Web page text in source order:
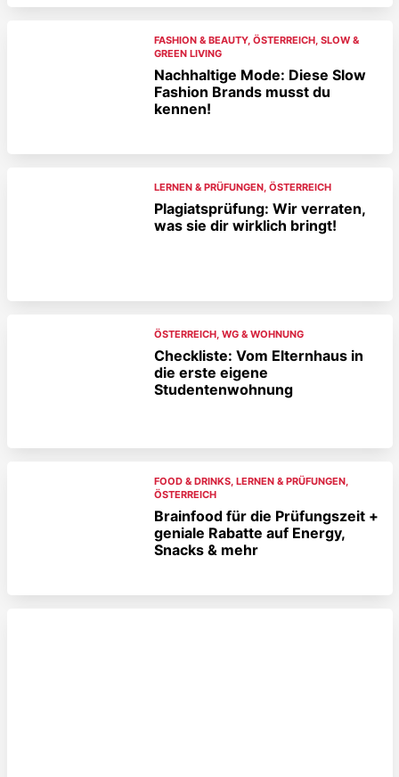
FASHION & BEAUTY, ÖSTERREICH, SLOW &
GREEN LIVING
Nachhaltige Mode: Diese Slow
Fashion Brands musst du
kennen!
LERNEN & PRÜFUNGEN, ÖSTERREICH
Plagiatsprüfung: Wir verraten,
was sie dir wirklich bringt!
ÖSTERREICH, WG & WOHNUNG
Checkliste: Vom Elternhaus in
die erste eigene
Studentenwohnung
FOOD & DRINKS, LERNEN & PRÜFUNGEN,
ÖSTERREICH
Brainfood für die Prüfungszeit +
geniale Rabatte auf Energy,
Snacks & mehr